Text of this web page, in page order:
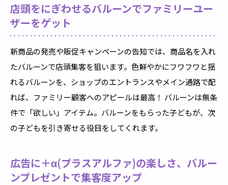
店頭をにぎわせるバルーンでファミリーユー
ザーをゲット
新商品の発売や販促キャンペーンの告知では、商品名を入れ
たバルーンで店頭集客を狙います。色鮮やかにフワフワと揺
れるバルーンを、ショップのエントランスやメイン通路で配
れば、ファミリー顧客へのアピールは最高！ バルーンは無条
件で「欲しい」アイテム。バルーンをもらった子どもが、次
の子どもを引き寄せる役目をしてくれます。
広告に＋α(プラスアルファ)の楽しさ、バルー
ンプレゼントで集客度アップ